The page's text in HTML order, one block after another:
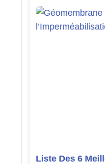
Liste Des 6